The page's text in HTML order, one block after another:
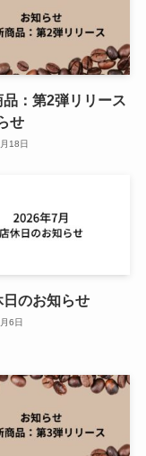
：第2弾リリース
せ
18日
のお知らせ
6日